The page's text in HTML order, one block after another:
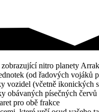
nitro planety
(od řadových vojáků
vozidel (včetně ikonických
obávaných písečných červů
pro obě frakce